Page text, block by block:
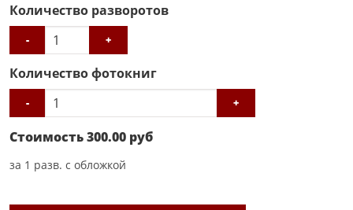
Количество разворотов
- +
Количество фотокниг
- +
Стоимость300.00 руб
за 1 разв. с обложкой